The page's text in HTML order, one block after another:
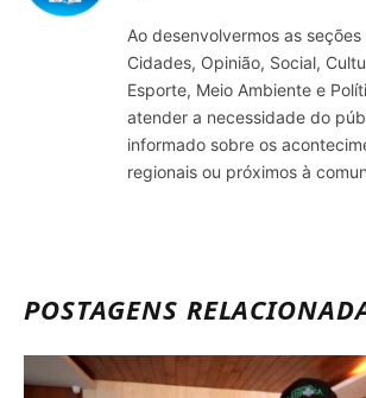
Ao desenvolvermos as
Cidades, Opinião, Social,
Esporte, Meio Ambiente e
atender a necessidade do
informado sobre os
regionais ou próximos à
POSTAGENS